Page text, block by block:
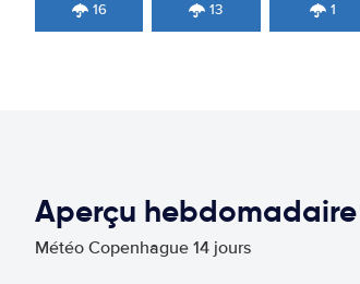
16 13 1
Aperçu
Météo Copenhague 14 jours